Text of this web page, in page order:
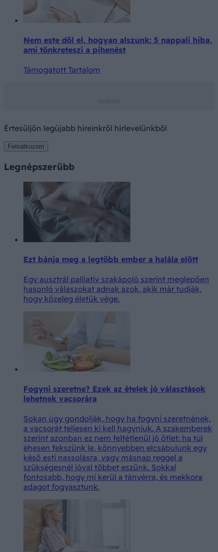
Nem este dől el, hogyan alszunk: 5 nappali hiba,
ami tönkreteszi a pihenést
Támogatott Tartalom
Értesüljön legújabb híreinkről hírlevelünkből
Feliratkozom
Legnépszerűbb
Ezt bánja meg a legtöbb ember a halála előtt
Egy ausztrál palliatív szakápoló szerint meglepően
hasonló válaszokat adnak azok, akik már tudják,
hogy közeleg életük vége.
Fogyni szeretne? Ezek az ételek jó választások
lehetnek vacsorára
Sokan úgy gondolják, hogy ha fogyni szeretnének,
a vacsorát teljesen ki kell hagyniuk. A szakemberek
szerint azonban ez nem feltétlenül jó ötlet: ha túl
éhesen fekszünk le, könnyebben elcsábulunk egy
késő esti nassolásra, vagy másnap reggel a
szükségesnél jóval többet eszünk. Sokkal
fontosabb, hogy mi kerül a tányérra, és mekkora
adagot fogyasztunk.